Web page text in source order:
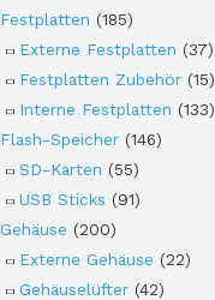
Festplatten (185)
Externe Festplatten (37)
Festplatten Zubehör (15)
Interne Festplatten (133)
Flash-Speicher (146)
SD-Karten (55)
USB Sticks (91)
Gehäuse (200)
Externe Gehäuse (22)
Gehäuselüfter (42)